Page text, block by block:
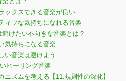
ックスできる音楽が良い
ィブな気持ちになれる音楽
けたい不向きな音楽とは？
気持ちになる音楽
い音楽は避けよう
ヒーリング音楽
ニズムを考える【11.規則性の深化】